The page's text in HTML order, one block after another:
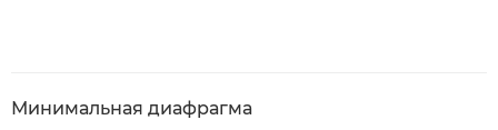
Минимальная диафрагма